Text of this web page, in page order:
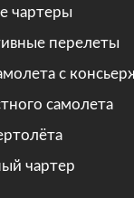
чартеры
перелеты
с
самолета
чартер